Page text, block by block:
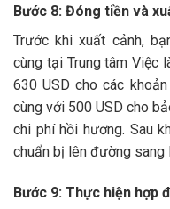
Bước 8: Đóng tiền và
Trước khi xuất cảnh,
cùng tại Trung tâm Việc
630 USD cho các
cùng với 500 USD cho
chi phí hồi hương. Sau
chuẩn bị lên đường sang
Bước 9: Thực hiện hợp